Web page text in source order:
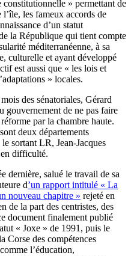
constitutionnelle » permettant de
les fameux accords de
d’un statut
la République qui tient compte
méditerranéenne, à sa
culturelle et ayant développé
est aussi que « les lois et
» locales.
des sénatoriales, Gérard
gouvernement de ne pas faire
par la chambre haute.
deux départements
sortant LR, Jean-Jacques
en difficulté.
dernière, salué le travail de sa
d’un rapport intitulé « La
nouveau chapitre » rejeté en
de la part des centristes, des
document finalement publié
« Joxe » de 1991, puis le
Corse des compétences
l’éducation,